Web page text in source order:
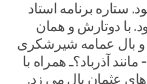
ستاره برنامه استاد
با دوتارش و همان
بال عمامه شیرشکری
آذرباد؟ـ همراه با
عثمان بال می زد.